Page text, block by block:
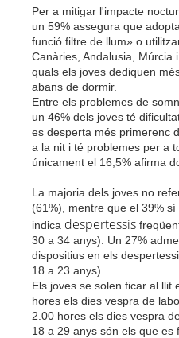
Per a mitigar l'impacte
un 59% assegura que
funció filtre de llum» o
Canàries, Andalusia, Múrcia
quals els joves dediquen
abans de dormir.
Entre els problemes de
un 46% dels joves té
es desperta més primerenc
a la nit i té problemes per a
únicament el 16,5% afirma
La majoria dels joves no
(61%), mentre que el 39% sí
indica despertessis
30 a 34 anys). Un 27%
dispositius en els
18 a 23 anys).
Els joves se solen ficar al llit
hores els dies vespra de
2.00 hores els dies vespra
18 a 29 anys són els que es